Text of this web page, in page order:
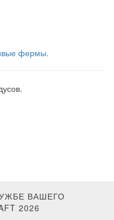
фермы.
ВАШЕГО
2026